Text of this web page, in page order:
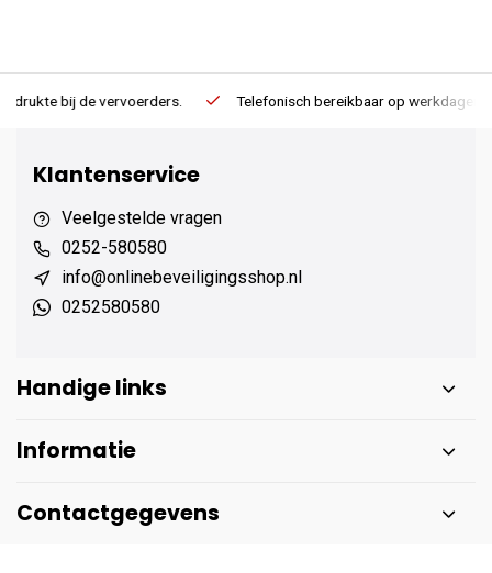
Telefonisch bereikbaar op werkdagen van 13:00 tot 17:00
Klantenservice
Veelgestelde vragen
0252-580580
info@onlinebeveiligingsshop.nl
0252580580
Handige links
Informatie
Contactgegevens